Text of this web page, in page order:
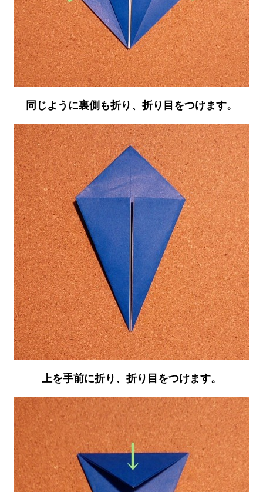
同じように裏側も折り、折り目をつけます。
上を手前に折り、折り目をつけます。